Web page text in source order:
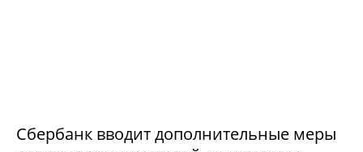
Сбербанк вводит дополнительные меры